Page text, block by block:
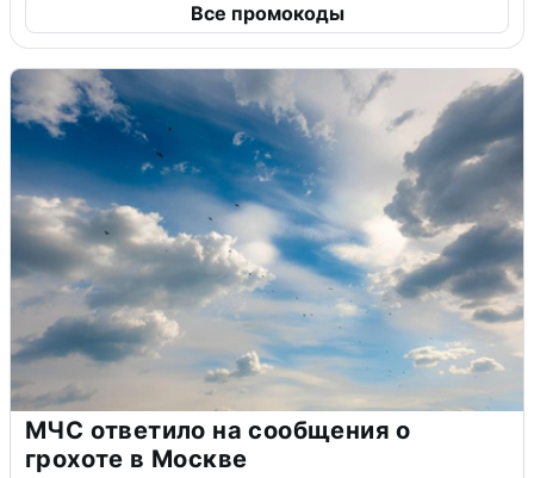
Все промокоды
МЧС ответило на сообщения о
грохоте в Москве